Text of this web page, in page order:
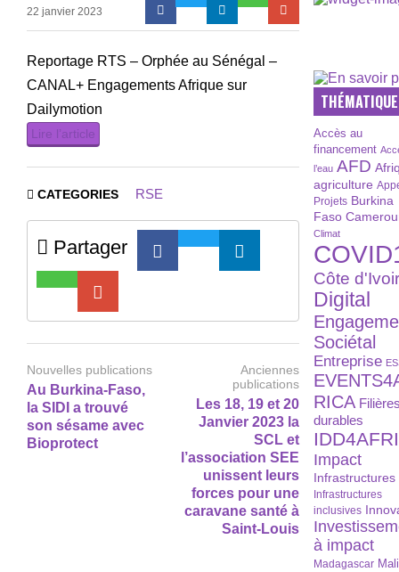
22 janvier 2023
Reportage RTS – Orphée au Sénégal –
CANAL+ Engagements Afrique sur
Dailymotion
Lire l’article
CATEGORIES RSE
Partager
Nouvelles publications
Au Burkina-Faso,
la SIDI a trouvé
son sésame avec
Bioprotect
Anciennes
publications
Les 18, 19 et 20
Janvier 2023 la
SCL et
l’association SEE
unissent leurs
forces pour une
caravane santé à
Saint-Louis
Accès au
financement
l’eau AFD
agriculture
Projets Burkina
Faso
Climat
Côte
Digital
Sociétal
Entreprise
RICA
durables
Impact
Infrastructures
Infrastructures
inclusives
à impact
Madagascar Mali